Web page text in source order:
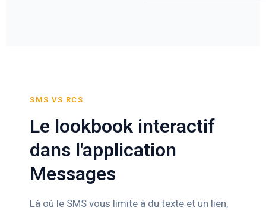
SMS VS RCS
Le lookbook interactif
dans l'application
Messages
Là où le SMS vous limite à du texte et un lien,